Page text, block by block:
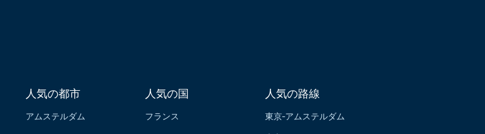
人気の都市
アムステルダム
人気の国
フランス
人気の路線
東京‐アムステルダム